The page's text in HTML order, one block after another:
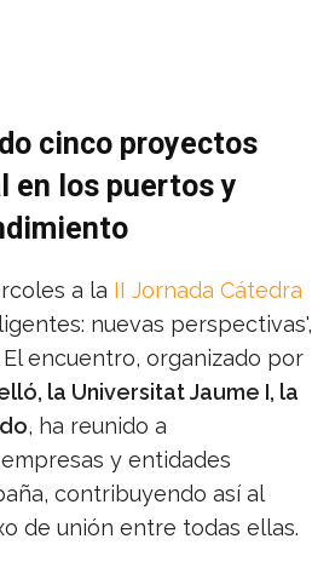
cinco proyectos
en los puertos y
a la II Jornada Cátedra
nuevas perspectivas',
encuentro, organizado por
la Universitat Jaume I, la
, ha reunido a
y entidades
contribuyendo así al
de unión entre todas ellas.